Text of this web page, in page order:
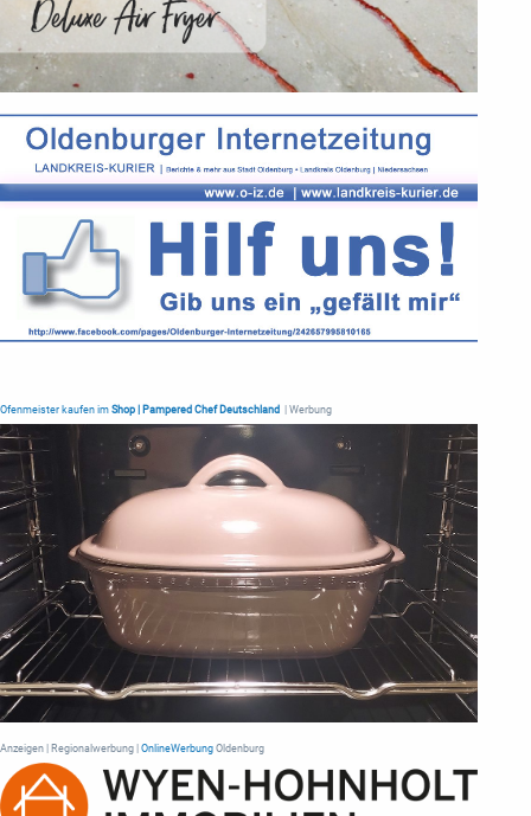
Ofenmeister kaufen im Shop | Pampered Chef Deutschland | Werbung
Anzeigen | Regionalwerbung | OnlineWerbung Oldenburg